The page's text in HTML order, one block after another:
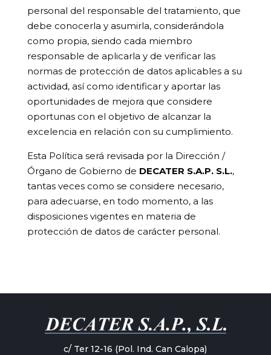
personal del responsable del tratamiento, que
debe conocerla y asumirla, considerándola
como propia, siendo cada miembro
responsable de aplicarla y de verificar las
normas de protección de datos aplicables a su
actividad, así como identificar y aportar las
oportunidades de mejora que considere
oportunas con el objetivo de alcanzar la
excelencia en relación con su cumplimiento.
Esta Política será revisada por la Dirección /
Órgano de Gobierno de DECATER S.A.P. S.L.,
tantas veces como se considere necesario,
para adecuarse, en todo momento, a las
disposiciones vigentes en materia de
protección de datos de carácter personal.
c/ Ter 12-16 (Pol. Ind. Can Calopa)